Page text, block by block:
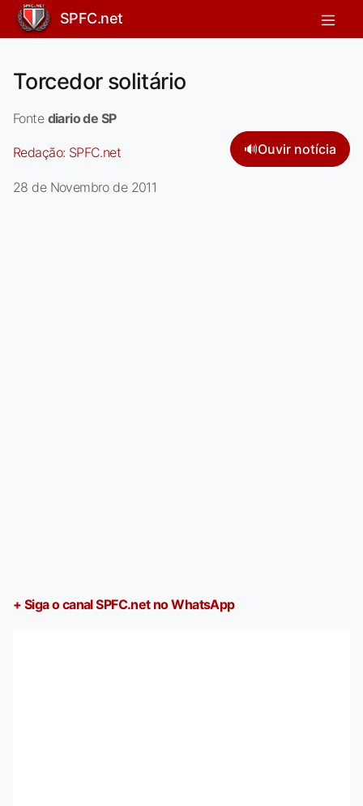
SPFC.net
Torcedor solitário
Fonte diario de SP
Redação: SPFC.net 🔊Ouvir notícia
28 de Novembro de 2011
+ Siga o canal SPFC.net no WhatsApp